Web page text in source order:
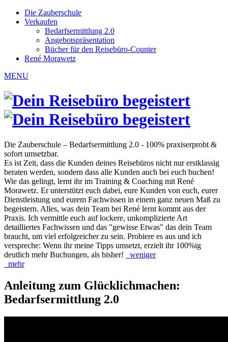
Die Zauberschule
Verkaufen
Bedarfsermittlung 2.0
Angebotspräsentation
Bücher für den Reisebüro-Counter
René Morawetz
MENU
Die Zauberschule – Bedarfsermittlung 2.0 - 100% praxiserprobt &
sofort umsetzbar.
Es ist Zeit, dass die Kunden deines Reisebüros nicht nur erstklassig
beraten werden, sondern dass alle Kunden auch bei euch buchen!
Wie das gelingt, lernt ihr im Training & Coaching mit René
Morawetz. Er unterstützt euch dabei, eure Kunden von euch, eurer
Dienstleistung und eurem Fachwissen in einem ganz neuen Maß zu
begeistern. Alles, was dein Team bei René lernt kommt aus der
Praxis. Ich vermittle euch auf lockere, unkomplizierte Art
detailliertes Fachwissen und das "gewisse Etwas" das dein Team
braucht, um viel erfolgreicher zu sein. Probiere es aus und ich
verspreche: Wenn ihr meine Tipps umsetzt, erzielt ihr 100%ig
deutlich mehr Buchungen, als bisher!
_weniger
_mehr
Anleitung zum Glücklichmachen:
Bedarfsermittlung 2.0